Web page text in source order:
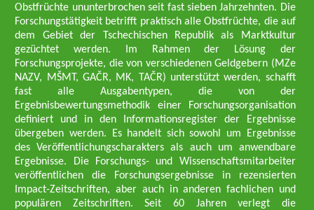
Obstfrüchte ununterbrochen seit fast sieben Jahrzehnten. Die
Forschungstätigkeit betrifft praktisch alle Obstfrüchte, die auf
dem Gebiet der Tschechischen Republik als Marktkultur
gezüchtet werden. Im Rahmen der Lösung der
Forschungsprojekte, die von verschiedenen Geldgebern (MZe
NAZV, MŠMT, GAČR, MK, TAČR) unterstützt werden, schafft
fast alle Ausgabentypen, die von der
Ergebnisbewertungsmethodik einer Forschungsorganisation
definiert und in den Informationsregister der Ergebnisse
übergeben werden. Es handelt sich sowohl um Ergebnisse
des Veröffentlichungscharakters als auch um anwendbare
Ergebnisse. Die Forschungs- und Wissenschaftsmitarbeiter
veröffentlichen die Forschungsergebnisse in rezensierten
Impact-Zeitschriften, aber auch in anderen fachlichen und
populären Zeitschriften. Seit 60 Jahren verlegt die